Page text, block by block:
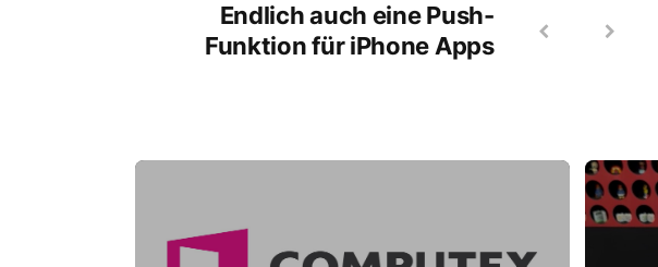
Endlich auch eine Push-
Funktion für iPhone Apps